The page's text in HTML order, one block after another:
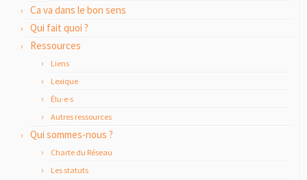
Ca va dans le bon sens
Qui fait quoi ?
Ressources
Liens
Lexique
Élu·e·s
Autres ressources
Qui sommes-nous ?
Charte du Réseau
Les statuts